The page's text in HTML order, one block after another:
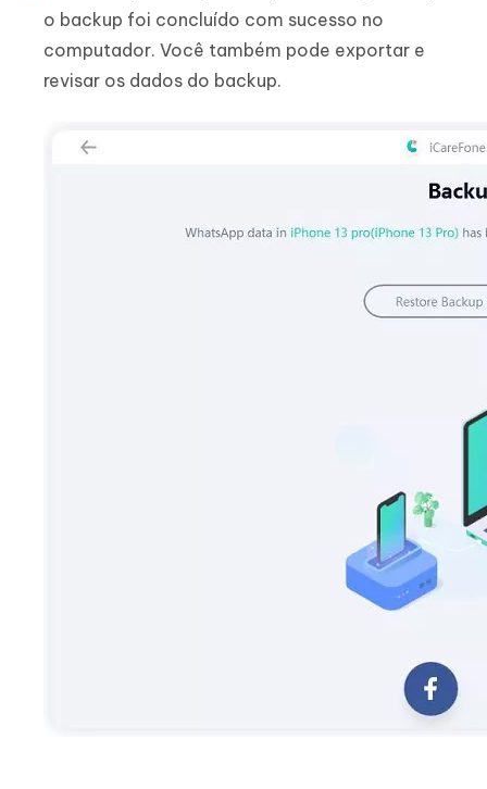
o backup foi concluído com sucesso no
computador. Você também pode exportar e
revisar os dados do backup.